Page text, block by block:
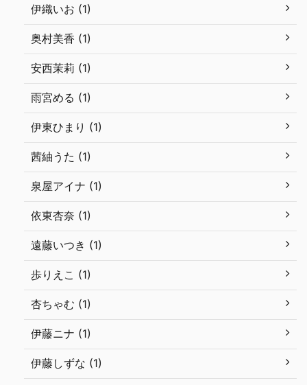
伊織いお (1)
奥村美香 (1)
安西茉莉 (1)
雨宮める (1)
伊東ひまり (1)
茜紬うた (1)
泉屋アイナ (1)
依東杏奈 (1)
遠藤いつき (1)
歩りえこ (1)
杏ちゃむ (1)
伊藤ニナ (1)
伊藤しずな (1)